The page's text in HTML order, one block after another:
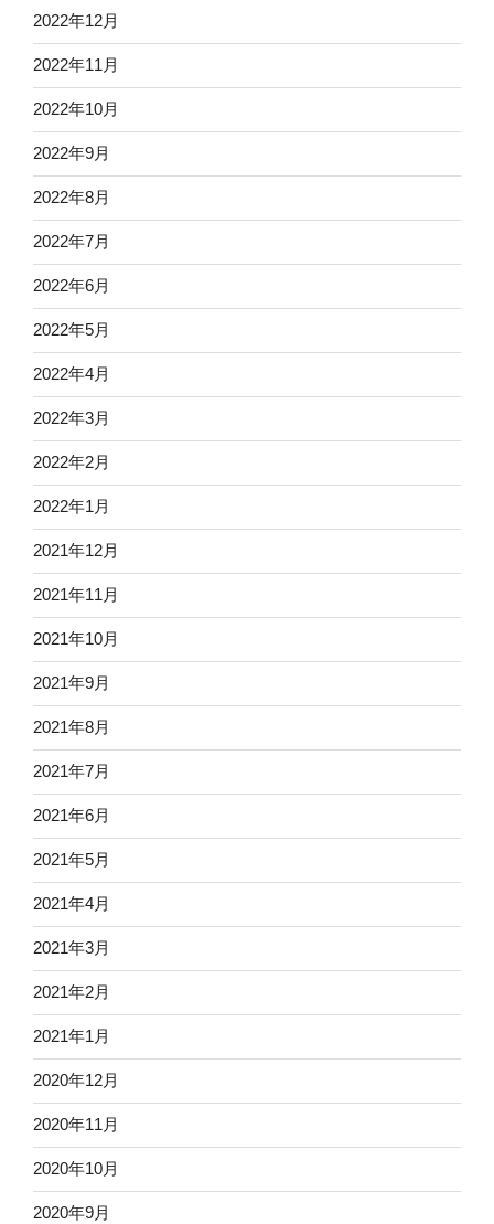
2022年12月
2022年11月
2022年10月
2022年9月
2022年8月
2022年7月
2022年6月
2022年5月
2022年4月
2022年3月
2022年2月
2022年1月
2021年12月
2021年11月
2021年10月
2021年9月
2021年8月
2021年7月
2021年6月
2021年5月
2021年4月
2021年3月
2021年2月
2021年1月
2020年12月
2020年11月
2020年10月
2020年9月